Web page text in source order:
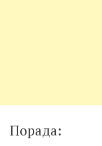
Порада: